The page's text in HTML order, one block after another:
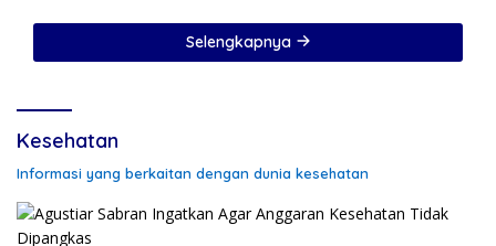
Selengkapnya
Kesehatan
Informasi yang berkaitan dengan dunia kesehatan